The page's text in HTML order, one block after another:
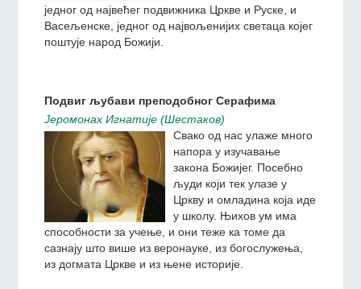
како се изражава љубав, поштовање и почаст, је
начин на који људи припремају уваженом госту
пут, прилаз месту доласка.
Данас славимо празник
једног од највећег
подвижника Цркве и Руске,
и Васељенске, једног од
највољенијих светаца
којег поштује народ
Божији.
Подвиг љубави преподобног Серафима
Jeромонах Игнатиjе (Шестаков)
Свако од нас улаже много